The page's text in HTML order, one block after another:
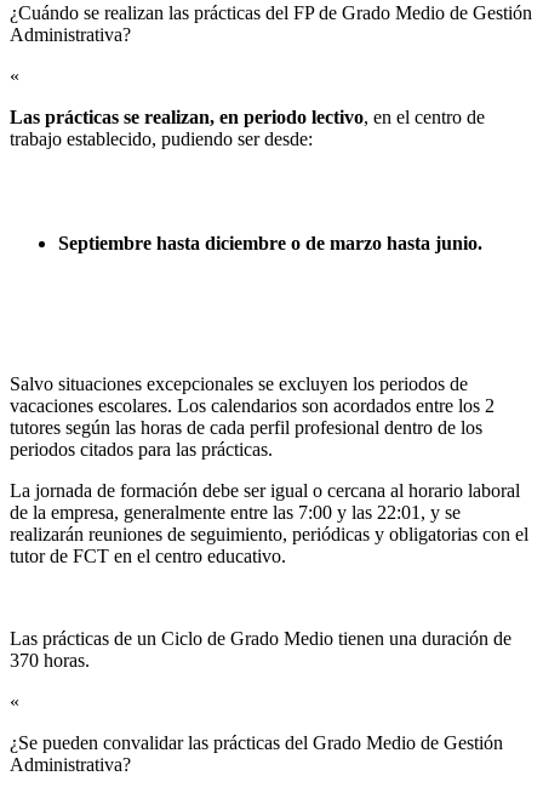
¿Cuándo se realizan las prácticas del FP de Grado Medio de Gestión
Administrativa?​
«
Las prácticas se realizan, en periodo lectivo, en el centro de
trabajo establecido, pudiendo ser desde:
Septiembre hasta diciembre o de marzo hasta junio.
Salvo situaciones excepcionales se excluyen los periodos de
vacaciones escolares. Los calendarios son acordados entre los 2
tutores según las horas de cada perfil profesional dentro de los
periodos citados para las prácticas.
La jornada de formación debe ser igual o cercana al horario laboral
de la empresa, generalmente entre las 7:00 y las 22:01, y se
realizarán reuniones de seguimiento, periódicas y obligatorias con el
tutor de FCT en el centro educativo.
Las prácticas de un Ciclo de Grado Medio tienen una duración de
370 horas.
«
¿Se pueden convalidar las prácticas del Grado Medio de Gestión
Administrativa?​